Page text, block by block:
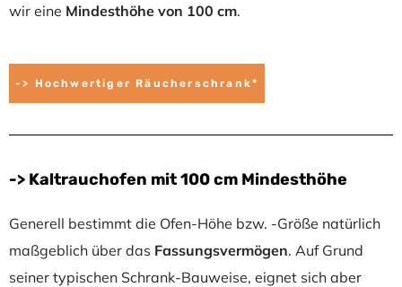
wir eine Mindesthöhe von 100 cm.
-> Hochwertiger Räucherschrank*
-> Kaltrauchofen mit 100 cm Mindesthöhe
Generell bestimmt die Ofen-Höhe bzw. -Größe natürlich
maßgeblich über das Fassungsvermögen. Auf Grund
seiner typischen Schrank-Bauweise, eignet sich aber